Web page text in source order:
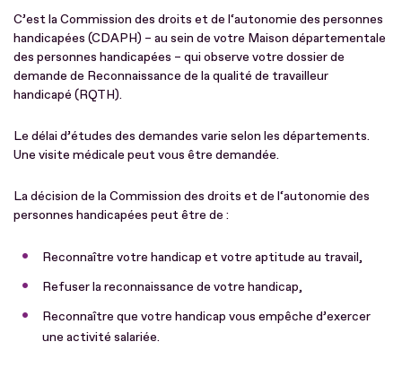
C’est la Commission des droits et de l‘autonomie des personnes
handicapées (CDAPH) – au sein de votre Maison départementale
des personnes handicapées – qui observe votre dossier de
demande de Reconnaissance de la qualité de travailleur
handicapé (RQTH).
Le délai d’études des demandes varie selon les départements.
Une visite médicale peut vous être demandée.
La décision de la Commission des droits et de l‘autonomie des
personnes handicapées peut être de :
Reconnaître votre handicap et votre aptitude au travail,
Refuser la reconnaissance de votre handicap,
Reconnaître que votre handicap vous empêche d’exercer
une activité salariée.